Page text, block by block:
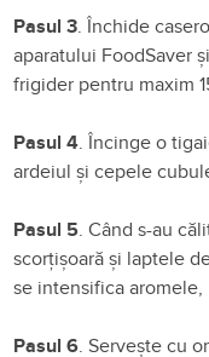
Pasul 3. Închide
aparatului FoodSaverși
frigider pentru maxim
Pasul 4. Încinge o
ardeiulși cepele
Pasul 5. Când s-au
scorțișoară și laptele
se intensifica
Pasul 6. Servește cu